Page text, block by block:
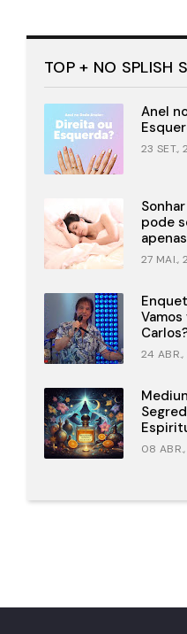
TOP + NO SPLISH
Anel
23 SET.,
pode
27 MAI.,
24
08